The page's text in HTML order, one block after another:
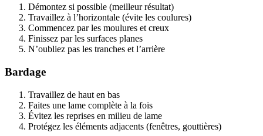
Démontez si possible (meilleur résultat)
Travaillez à l’horizontale (évite les coulures)
Commencez par les moulures et creux
Finissez par les surfaces planes
N’oubliez pas les tranches et l’arrière
Bardage
Travaillez de haut en bas
Faites une lame complète à la fois
Évitez les reprises en milieu de lame
Protégez les éléments adjacents (fenêtres, gouttières)